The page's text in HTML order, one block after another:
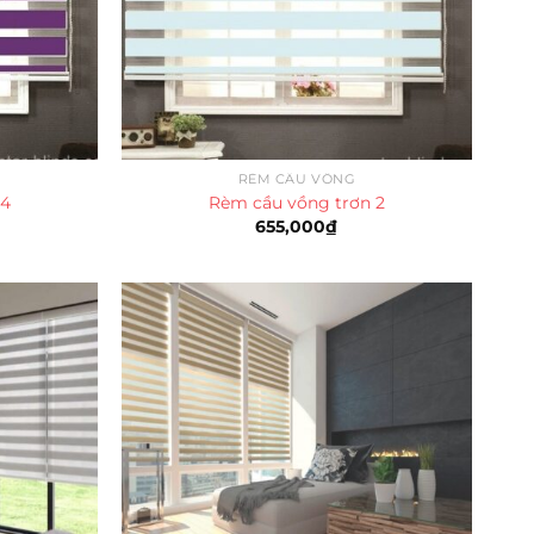
RÈM CẦU VỒNG
Rèm cầu vồng trơn 2
655,000₫